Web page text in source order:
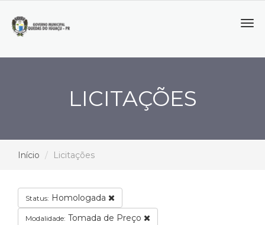
LICITAÇÕES
Início Licitações
Status: Homologada
Modalidade: Tomada de Preço